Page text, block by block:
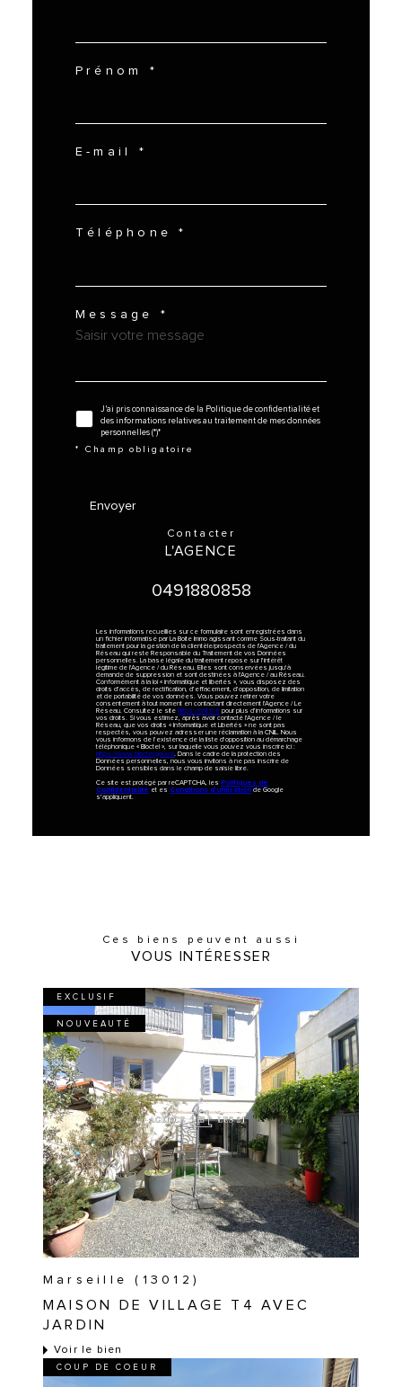
Prénom *
E-mail *
Téléphone *
Message *
J'ai pris connaissance de la Politique de confidentialité et
des informations relatives au traitement de mes données
personnelles (*)*
* Champ obligatoire
Envoyer
contacter
L'AGENCE
0491880858
Les informations recueillies sur ce formulaire sont enregistrées dans
un fichier informatisé par La Boite Immo agissant comme Sous-traitant du
traitement pour la gestion de la clientèle/prospects de l'Agence / du
Réseau qui reste Responsable du Traitement de vos Données
personnelles. La base légale du traitement repose sur l'intérêt
légitime de l'Agence / du Réseau. Elles sont conservées jusqu'à
demande de suppression et sont destinées à l'Agence / au Réseau.
Conformément à la loi « informatique et libertés », vous disposez des
droits d’accès, de rectification, d’effacement, d’opposition, de limitation
et de portabilité de vos données. Vous pouvez retirer votre
consentement à tout moment en contactant directement l’Agence / Le
Réseau. Consultez le sitehttps://cnil.fr/fr pour plus d’informations sur
vos droits. Si vous estimez, après avoir contacté l'Agence / le
Réseau, que vos droits « Informatique et Libertés » ne sont pas
respectés, vous pouvez adresser une réclamation à la CNIL. Nous
vous informons de l’existence de la liste d'opposition au démarchage
téléphonique « Bloctel », sur laquelle vous pouvez vous inscrire ici :
https://www.bloctel.gouv.fr. Dans le cadre de la protection des
Données personnelles, nous vous invitons à ne pas inscrire de
Données sensibles dans le champ de saisie libre.
Ce site est protégé par reCAPTCHA, les Politiques de
Confidentialité et es Conditions d'utilisation de Google
s'appliquent.
Ces biens peuvent aussi
VOUS INTÉRESSER
EXCLUSIF
NOUVEAUTÉ
Marseille (13012)
MAISON DE VILLAGE T4 AVEC
JARDIN
Voir le bien
COUP DE COEUR